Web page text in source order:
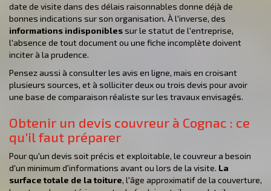
date de visite dans des délais raisonnables donne déjà de
bonnes indications sur son organisation. À l'inverse, des
informations indisponiblessur le statut de l'entreprise,
l'absence de tout document ou une fiche incomplète doivent
inciter à la prudence.
Pensez aussi à consulter les avis en ligne, mais en croisant
plusieurs sources, et à solliciter deux ou trois devis pour avoir
une base de comparaison réaliste sur les travaux envisagés.
Obtenir un devis couvreur à Cognac : ce
qu'il faut préparer
Pour qu'un devis soit précis et exploitable, le couvreur a besoin
d'un minimum d'informations avant ou lors de la visite. La
surface totale de la toiture, l'âge approximatif de la couverture,